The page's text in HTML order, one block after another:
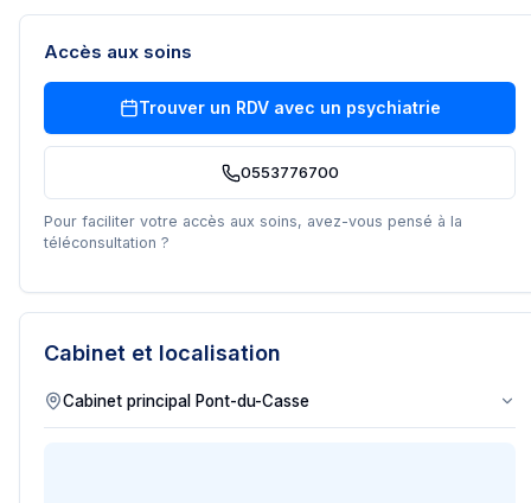
Accès aux soins
Trouver un RDV avec un psychiatrie
0553776700
Pour faciliter votre accès aux soins, avez-vous pensé à la
téléconsultation ?
Cabinet et localisation